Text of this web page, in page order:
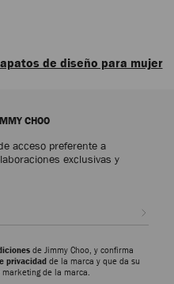
de diseño para mujer
emblemáticos diseños de diario
diseños para cualquier
y los Ixia, presentados con
fondo de armario.
CHOO
acceso preferente a
exclusivas y
de Jimmy Choo, y confirma
privacidad de la marca y que da su
de la marca.